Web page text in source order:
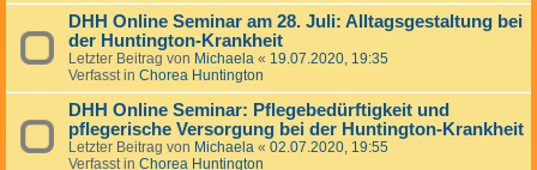
DHH Online Seminar am 28. Juli: Alltagsgestaltung bei
der Huntington-Krankheit
Letzter Beitrag von Michaela « 19.07.2020, 19:35
Verfasst in Chorea Huntington
DHH Online Seminar: Pflegebedürftigkeit und
pflegerische Versorgung bei der Huntington-Krankheit
Letzter Beitrag von Michaela « 02.07.2020, 19:55
Verfasst in Chorea Huntington